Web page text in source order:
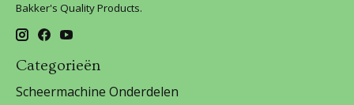
Bakker's Quality Products.
Categorieën
Scheermachine Onderdelen